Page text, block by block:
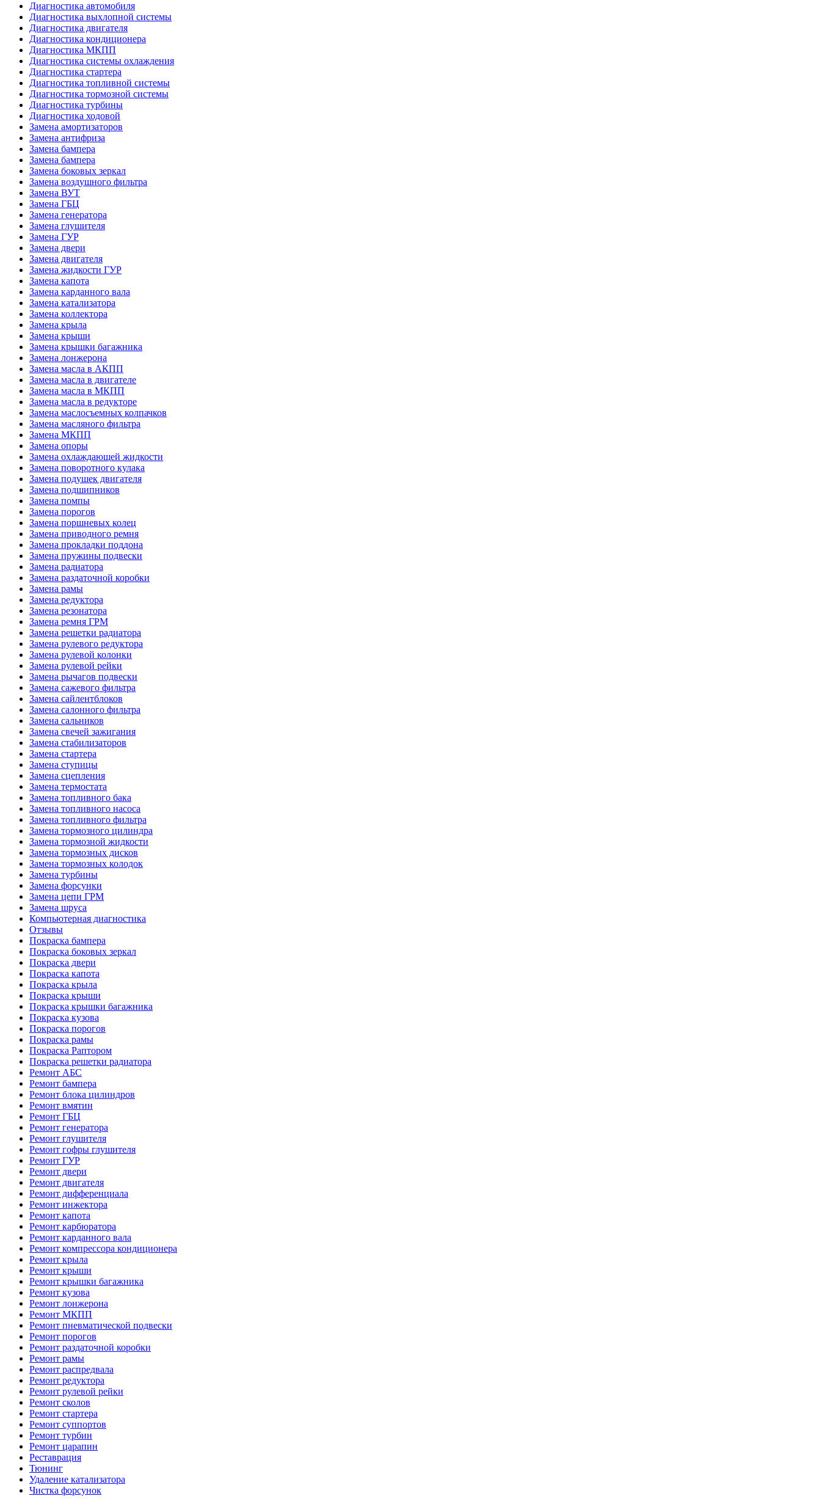
Диагностика автомобиля
Диагностика выхлопной системы
Диагностика двигателя
Диагностика кондиционера
Диагностика МКПП
Диагностика системы охлаждения
Диагностика стартера
Диагностика топливной системы
Диагностика тормозной системы
Диагностика турбины
Диагностика ходовой
Замена амортизаторов
Замена антифриза
Замена бампера
Замена бампера
Замена боковых зеркал
Замена воздушного фильтра
Замена ВУТ
Замена ГБЦ
Замена генератора
Замена глушителя
Замена ГУР
Замена двери
Замена двигателя
Замена жидкости ГУР
Замена капота
Замена карданного вала
Замена катализатора
Замена коллектора
Замена крыла
Замена крыши
Замена крышки багажника
Замена лонжерона
Замена масла в АКПП
Замена масла в двигателе
Замена масла в МКПП
Замена масла в редукторе
Замена маслосъемных колпачков
Замена масляного фильтра
Замена МКПП
Замена опоры
Замена охлаждающей жидкости
Замена поворотного кулака
Замена подушек двигателя
Замена подшипников
Замена помпы
Замена порогов
Замена поршневых колец
Замена приводного ремня
Замена прокладки поддона
Замена пружины подвески
Замена радиатора
Замена раздаточной коробки
Замена рамы
Замена редуктора
Замена резонатора
Замена ремня ГРМ
Замена решетки радиатора
Замена рулевого редуктора
Замена рулевой колонки
Замена рулевой рейки
Замена рычагов подвески
Замена сажевого фильтра
Замена сайлентблоков
Замена салонного фильтра
Замена сальников
Замена свечей зажигания
Замена стабилизаторов
Замена стартера
Замена ступицы
Замена сцепления
Замена термостата
Замена топливного бака
Замена топливного насоса
Замена топливного фильтра
Замена тормозного цилиндра
Замена тормозной жидкости
Замена тормозных дисков
Замена тормозных колодок
Замена турбины
Замена форсунки
Замена цепи ГРМ
Замена шруса
Компьютерная диагностика
Отзывы
Покраска бампера
Покраска боковых зеркал
Покраска двери
Покраска капота
Покраска крыла
Покраска крыши
Покраска крышки багажника
Покраска кузова
Покраска порогов
Покраска рамы
Покраска Раптором
Покраска решетки радиатора
Ремонт АБС
Ремонт бампера
Ремонт блока цилиндров
Ремонт вмятин
Ремонт ГБЦ
Ремонт генератора
Ремонт глушителя
Ремонт гофры глушителя
Ремонт ГУР
Ремонт двери
Ремонт двигателя
Ремонт дифференциала
Ремонт инжектора
Ремонт капота
Ремонт карбюратора
Ремонт карданного вала
Ремонт компрессора кондиционера
Ремонт крыла
Ремонт крыши
Ремонт крышки багажника
Ремонт кузова
Ремонт лонжерона
Ремонт МКПП
Ремонт пневматической подвески
Ремонт порогов
Ремонт раздаточной коробки
Ремонт рамы
Ремонт распредвала
Ремонт редуктора
Ремонт рулевой рейки
Ремонт сколов
Ремонт стартера
Ремонт суппортов
Ремонт турбин
Ремонт царапин
Реставрация
Тюнинг
Удаление катализатора
Чистка форсунок